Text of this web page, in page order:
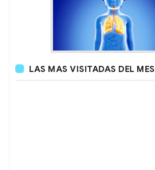
LAS MAS VISITADAS DEL MES